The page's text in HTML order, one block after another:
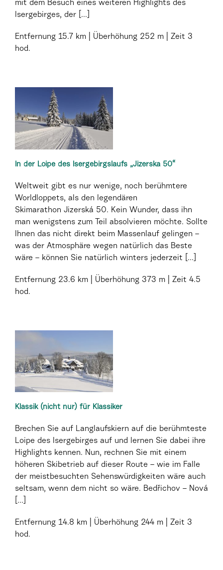
mit dem Besuch eines weiteren Highlights des
Isergebirges, der [...]
Entfernung 15.7 km Überhöhung 252 m Zeit 3
hod.
In der Loipe des Isergebirgslaufs „Jizerska 50“
Weltweit gibt es nur wenige, noch berühmtere
Worldloppets, als den legendären
Skimarathon Jizerská 50. Kein Wunder, dass ihn
man wenigstens zum Teil absolvieren möchte. Sollte
Ihnen das nicht direkt beim Massenlauf gelingen –
was der Atmosphäre wegen natürlich das Beste
wäre – können Sie natürlich winters jederzeit [...]
Entfernung 23.6 km Überhöhung 373 m Zeit 4.5
hod.
Klassik (nicht nur) für Klassiker
Brechen Sie auf Langlaufskiern auf die berühmteste
Loipe des Isergebirges auf und lernen Sie dabei ihre
Highlights kennen. Nun, rechnen Sie mit einem
höheren Skibetrieb auf dieser Route – wie im Falle
der meistbesuchten Sehenswürdigkeiten wäre auch
seltsam, wenn dem nicht so wäre. Bedřichov – Nová
[...]
Entfernung 14.8 km Überhöhung 244 m Zeit 3
hod.